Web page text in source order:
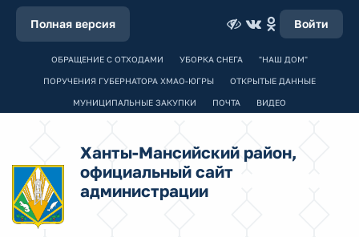
Полная версия Войти
ОБРАЩЕНИЕ С ОТХОДАМИ УБОРКА СНЕГА "НАШ ДОМ"
ПОРУЧЕНИЯ ГУБЕРНАТОРА ХМАО-ЮГРЫ ОТКРЫТЫЕ ДАННЫЕ
МУНИЦИПАЛЬНЫЕ ЗАКУПКИ ПОЧТА ВИДЕО
Ханты-Мансийский район,
официальный сайт
администрации